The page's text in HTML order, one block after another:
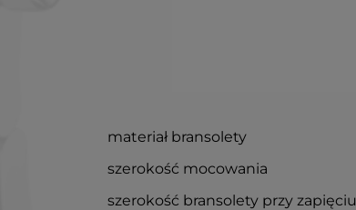
materiał bransolety
szerokość mocowania
szerokość bransolety przy zapięciu